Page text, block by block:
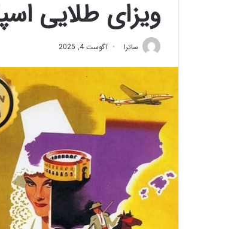
ویزای طلایی
ساترا آگوست 4, 2025